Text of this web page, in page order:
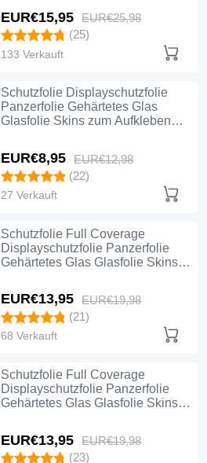
Schwarz
EUR€15,95 EUR€25,98
(25)
133 Verkauft
Schutzfolie Displayschutzfolie
Panzerfolie Gehärtetes Glas
Glasfolie Skins zum Aufkleben
EUR€8,95 EUR€12,98
(22)
27 Verkauft
Schutzfolie Full Coverage
Displayschutzfolie Panzerfolie
Gehärtetes Glas Glasfolie Skins
EUR€13,95 EUR€19,98
(21)
68 Verkauft
Schutzfolie Full Coverage
Displayschutzfolie Panzerfolie
Gehärtetes Glas Glasfolie Skins
EUR€13,95 EUR€19,98
(23)